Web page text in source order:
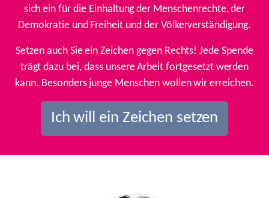
sich ein für die Einhaltung der Menschenrechte, der
Demokratie und Freiheit und der Völkerverständigung.
Setzen auch Sie ein Zeichen gegen Rechts! Jede Spende
trägt dazu bei, dass unsere Arbeit fortgesetzt werden
kann. Besonders junge Menschen wollen wir erreichen.
Ich will ein Zeichen setzen